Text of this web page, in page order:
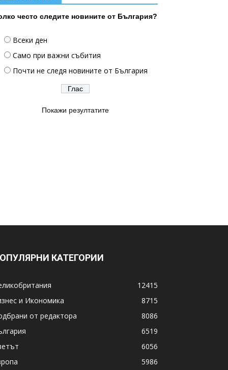
често следите новините от България?
Всеки ден
Само при важни събития
Почти не следя новините от България
Покажи резултатите
КАТЕГОРИИ
12415
и Икономика
8715
от редактора
8086
6519
6056
5986